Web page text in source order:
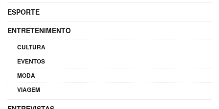
ESPORTE
ENTRETENIMENTO
CULTURA
EVENTOS
MODA
VIAGEM